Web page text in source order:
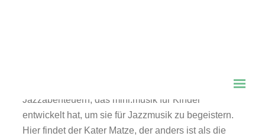
Jazzabenteuern, das mini.musik für Kinder
entwickelt hat, um sie für Jazzmusik zu begeistern.
Hier findet der Kater Matze, der anders ist als die